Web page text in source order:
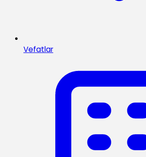
Vefatlar